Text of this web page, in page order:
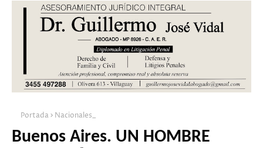
Portada Nacionales_
Buenos Aires. UN HOMBRE